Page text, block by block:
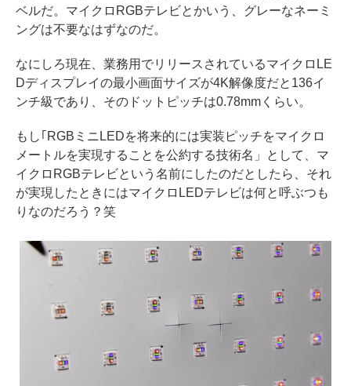
ベルだ。マイクロRGBテレビとかいう、グレーなネーミ
ングは不要なはずなのだ。
なにしろ現在、業務用でリリースされているマイクロLE
Dディスプレイの最小画面サイズが4K解像度だと136イ
ンチ級であり、そのドットピッチは0.78mmくらい。
もし｢RGBミニLEDを将来的には実装ピッチをマイクロ
メートルを実現することを公約する技術名」として、マ
イクロRGBテレビという名前にしたのだとしたら、それ
が実現したときにはマイクロLEDテレビは何と呼ぶつも
りなのだろう？笑